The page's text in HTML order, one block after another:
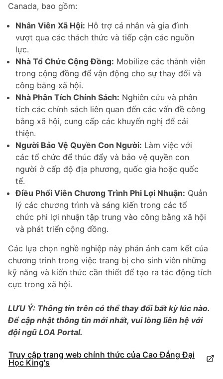
Canada, bao gồm:
Nhân Viên Xã Hội: Hỗ trợ cá nhân và gia đình
vượt qua các thách thức và tiếp cận các nguồn
lực.
Nhà Tổ Chức Cộng Đồng: Mobilize các thành viên
trong cộng đồng để vận động cho sự thay đổi và
công bằng xã hội.
Nhà Phân Tích Chính Sách: Nghiên cứu và phân
tích các chính sách liên quan đến các vấn đề công
bằng xã hội, cung cấp các khuyến nghị để cải
thiện.
Người Bảo Vệ Quyền Con Người: Làm việc với
các tổ chức để thúc đẩy và bảo vệ quyền con
người ở cấp độ địa phương, quốc gia hoặc quốc
tế.
Điều Phối Viên Chương Trình Phi Lợi Nhuận: Quản
lý các chương trình và sáng kiến trong các tổ
chức phi lợi nhuận tập trung vào công bằng xã hội
và phát triển cộng đồng.
Các lựa chọn nghề nghiệp này phản ánh cam kết của
chương trình trong việc trang bị cho sinh viên những
kỹ năng và kiến thức cần thiết để tạo ra tác động tích
cực trong xã hội.
LƯU Ý: Thông tin trên có thể thay đổi bất kỳ lúc nào.
Để cập nhật thông tin mới nhất, vui lòng liên hệ với
đội ngũ LOA Portal.
Truy cập trang web chính thức của Cao Đẳng Đại
Học King's